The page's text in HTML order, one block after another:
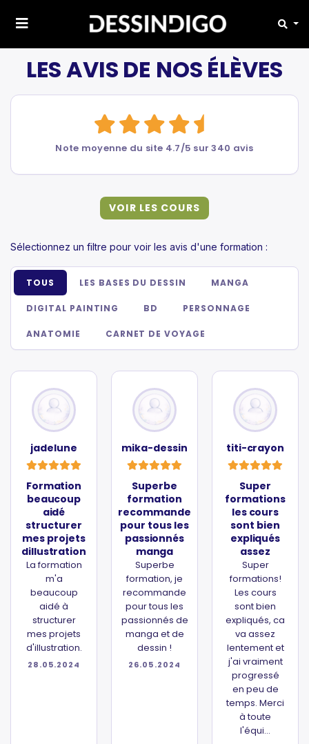
LES AVIS DE NOS ÉLÈVES
Note moyenne du site 4.7/5 sur 340 avis
VOIR LES COURS
Sélectionnez un filtre pour voir les avis d'une formation :
TOUS LES BASES DU DESSIN MANGA
DIGITAL PAINTING BD PERSONNAGE
ANATOMIE CARNET DE VOYAGE
jadelune
Formation
beaucoup
aidé
structurer
mes projets
dillustration
La formation
m'a
beaucoup
aidé à
structurer
mes projets
d'illustration.
28.05.2024
mika-dessin
Superbe
formation
recommande
pour tous les
passionnés
manga
Superbe
formation, je
recommande
pour tous les
passionnés de
manga et de
dessin !
26.05.2024
titi-crayon
Super
formations
les cours
sont bien
expliqués
assez
Super
formations!
Les cours
sont bien
expliqués, ca
va assez
lentement et
j'ai vraiment
progressé
en peu de
temps. Merci
à toute
l'équi...